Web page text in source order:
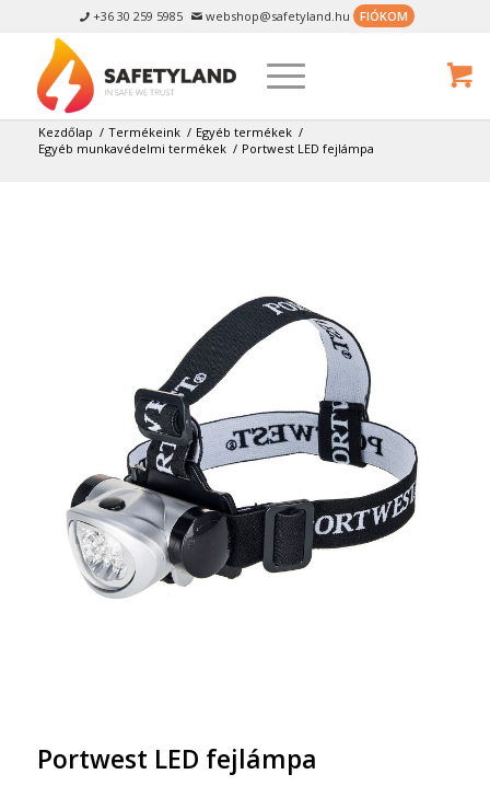
 +36 30 259 5985  webshop@safetyland.hu FIÓKOM
Kezdőlap / Termékeink / Egyéb termékek /
Egyéb munkavédelmi termékek / Portwest LED fejlámpa
Portwest LED fejlámpa